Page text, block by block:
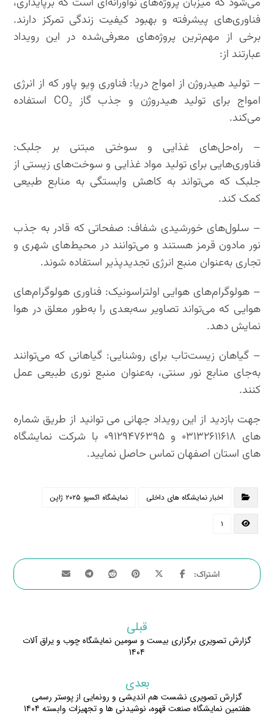
فناوری‌های پیشرفته و بهبود کیفیت زندگی تمرکز دارند.
برخی از مهم‌ترین پروژه‌های معرفی‌شده در این رویداد
عبارتند از:
– تولید هیدروژن از امواج دریا: فناوری وِیو پاور که از انرژی
امواج برای تولید هیدروژن و جذب گاز CO₂ استفاده
می‌کند.
– راه‌حل‌های غذایی و سوختی مبتنی بر جلبک:
فناوری‌هایی برای تولید مواد غذایی و سوخت‌های زیستی از
جلبک‌ که می‌تواند به کاهش وابستگی به منابع طبیعی
کمک کند.
– سلول‌های خورشیدی شفاف: صفحاتی که قادر به جذب
نور مادون قرمز هستند و می‌توانند در محیط‌های شهری و
تجاری به‌عنوان منبع انرژی تجدیدپذیر استفاده شوند.
– هولوگرام‌های هوایی اولتراسونیک: فناوری هولوگرام‌های
هوایی که می‌تواند تصاویر سه‌بعدی را به‌طور معلق در هوا
نمایش دهد.
– گیاهان زیست‌تاب برای روشنایی: گیاهانی که می‌توانند
به‌جای منابع نور سنتی، به‌عنوان منبع نوری طبیعی عمل
کنند.
جهت بازدید از این رویداد جهانی می توانید از طریق شماره
های ۰۳۱۳۲۶۱۱۶۱۸ و ۰۹۱۲۹۴۷۶۳۹۵ با شرکت نمایشگاه
های استان اصفهان تماس حاصل نمایید.
اخبار نمایشگاه های داخلی نمایشگاه اکسپو ۲۰۲۵ ژاپن
۱
قبلی
گزارش تصویری برگزاری بیست و سومین نمایشگاه چوب و یراق آلات
۱۴۰۴
بعدی
گزارش تصویری نشست هم اندیشی و رونمایی از پوستر رسمی
هفتمین نمایشگاه صنعت قهوه، نوشیدنی ها و تجهیزات وابسته ۱۴۰۴